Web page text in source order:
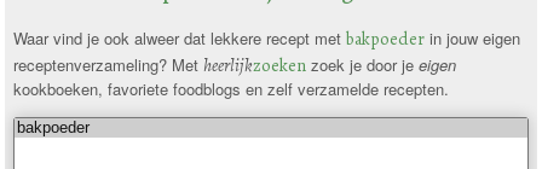
Waar vind je ook alweer dat lekkere recept met bakpoederin jouw eigen
receptenverzameling? Met heerlijkzoeken zoek je door je eigen
kookboeken, favoriete foodblogs en zelf verzamelde recepten.